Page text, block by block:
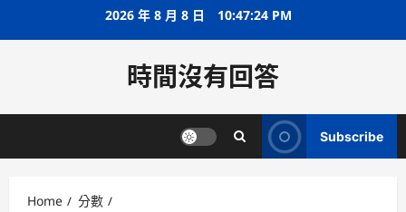
2026 年 8 月 8 日 10:47:24 PM
時間沒有回答
Subscribe
Home
分數